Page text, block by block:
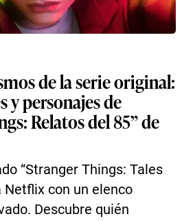
de la serie original:
y personajes de
Relatos del 85” de
“Stranger Things: Tales
Netflix con un elenco
Descubre quién